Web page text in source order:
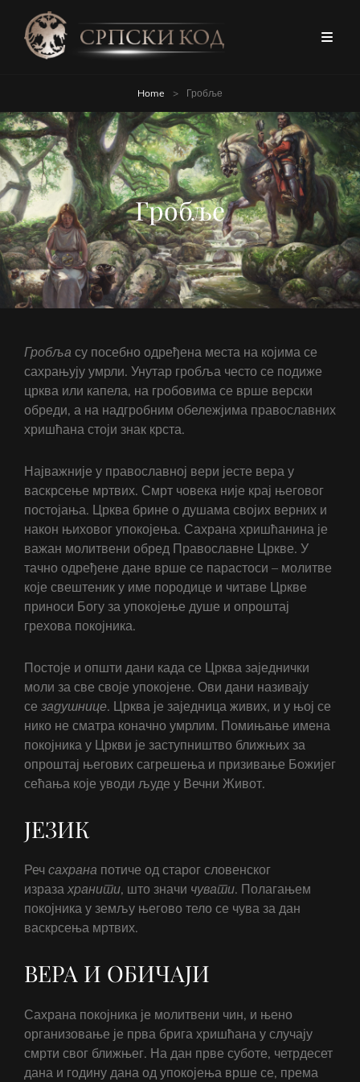
Home > Гробље
Гробље
Гробља су посебно одређена места на којима се
сахрањују умрли. Унутар гробља често се подиже
црква или капела, на гробовима се врше верски
обреди, а на надгробним обележјима православних
хришћана стоји знак крста.
Најважније у православној вери јесте вера у
васкрсење мртвих. Смрт човека није крај његовог
постојања. Црква брине о душама својих верних и
након њиховог упокојења. Сахрана хришћанина је
важан молитвени обред Православне Цркве. У
тачно одређене дане врше се парастоси – молитве
које свештеник у име породице и читаве Цркве
приноси Богу за упокојење душе и опроштај
грехова покојника.
Постоје и општи дани када се Црква заједнички
моли за све своје упокојене. Ови дани називају
се задушнице. Црква је заједница живих, и у њој се
нико не сматра коначно умрлим. Помињање имена
покојника у Цркви је заступништво ближњих за
опроштај његових сагрешења и призивање Божијег
сећања које уводи људе у Вечни Живот.
ЈЕЗИК
Реч сахрана потиче од старог словенског
изразахранити, што значи чувати. Полагањем
покојника у земљу његово тело се чува за дан
васкрсења мртвих.
ВЕРА И ОБИЧАЈИ
Сахрана покојника је молитвени чин, и њено
организовање је прва брига хришћана у случају
смрти свог ближњег. На дан прве суботе, четрдесет
дана и годину дана од упокојења врше се, према